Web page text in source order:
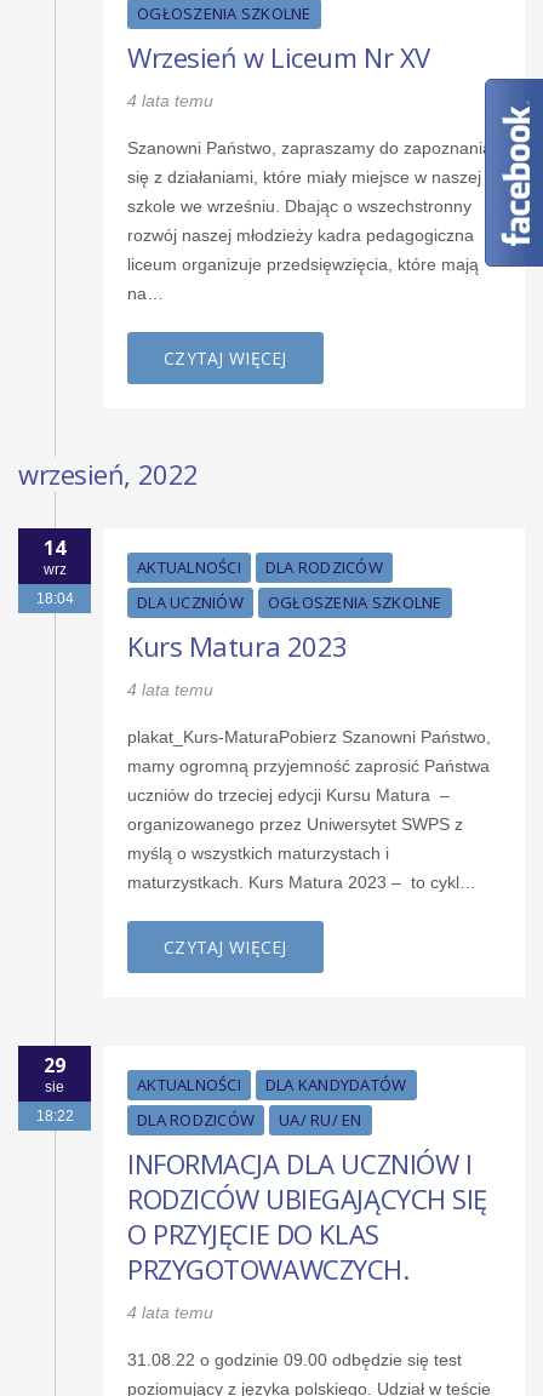
OGŁOSZENIA SZKOLNE
Wrzesień w Liceum Nr XV
4 lata temu
Szanowni Państwo, zapraszamy do zapoznania
się z działaniami, które miały miejsce w naszej
szkole we wrześniu. Dbając o wszechstronny
rozwój naszej młodzieży kadra pedagogiczna
liceum organizuje przedsięwzięcia, które mają
na…
CZYTAJ WIĘCEJ
wrzesień, 2022
14
wrz
18:04
AKTUALNOŚCI
DLA RODZICÓW
DLA UCZNIÓW
OGŁOSZENIA SZKOLNE
Kurs Matura 2023
4 lata temu
plakat_Kurs-MaturaPobierz Szanowni Państwo,
mamy ogromną przyjemność zaprosić Państwa
uczniów do trzeciej edycji Kursu Matura –
organizowanego przez Uniwersytet SWPS z
myślą o wszystkich maturzystach i
maturzystkach. Kurs Matura 2023 – to cykl…
CZYTAJ WIĘCEJ
29
sie
18:22
AKTUALNOŚCI
DLA KANDYDATÓW
DLA RODZICÓW
UA/ RU/ EN
INFORMACJA DLA UCZNIÓW I
RODZICÓW UBIEGAJĄCYCH SIĘ
O PRZYJĘCIE DO KLAS
PRZYGOTOWAWCZYCH.
4 lata temu
31.08.22 o godzinie 09.00 odbędzie się test
poziomujący z języka polskiego. Udział w teście